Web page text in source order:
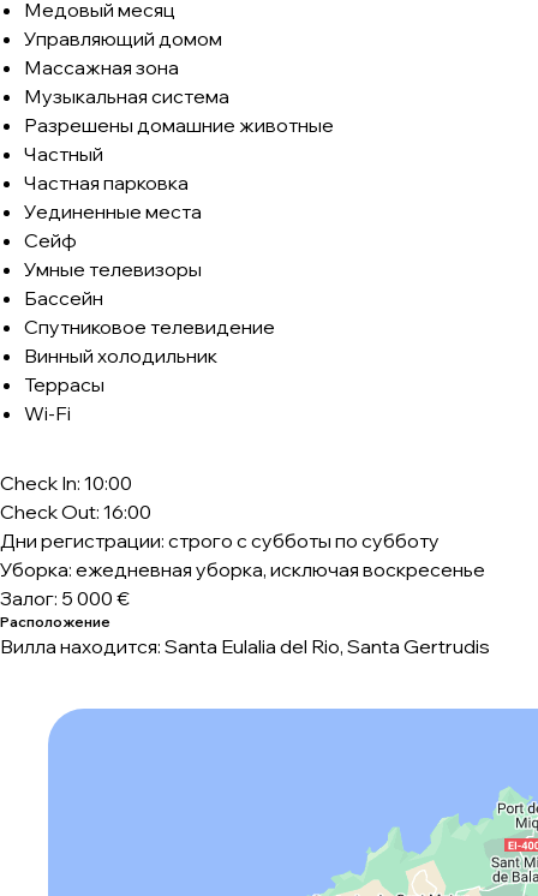
Медовый месяц
Управляющий домом
Массажная зона
Музыкальная система
Разрешены домашние животные
Частный
Частная парковка
Уединенные места
Сейф
Умные телевизоры
Бассейн
Спутниковое телевидение
Винный холодильник
Террасы
Wi-Fi
Check In: 10:00
Check Out: 16:00
Дни регистрации: строго с субботы по субботу
Уборка: ежедневная уборка, исключая воскресенье
Залог: 5 000 €
Расположение
Вилла находится: Santa Eulalia del Rio, Santa Gertrudis